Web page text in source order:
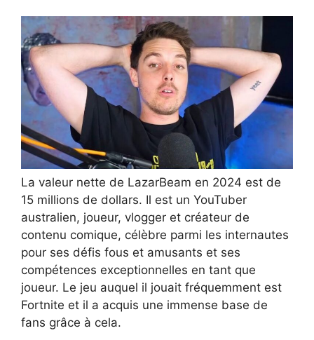
La valeur nette de LazarBeam en 2024 est de
15 millions de dollars. Il est un YouTuber
australien, joueur, vlogger et créateur de
contenu comique, célèbre parmi les internautes
pour ses défis fous et amusants et ses
compétences exceptionnelles en tant que
joueur. Le jeu auquel il jouait fréquemment est
Fortnite et il a acquis une immense base de
fans grâce à cela.